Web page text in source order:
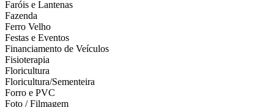
Faróis e Lantenas
Fazenda
Ferro Velho
Festas e Eventos
Financiamento de Veículos
Fisioterapia
Floricultura
Floricultura/Sementeira
Forro e PVC
Foto / Filmagem